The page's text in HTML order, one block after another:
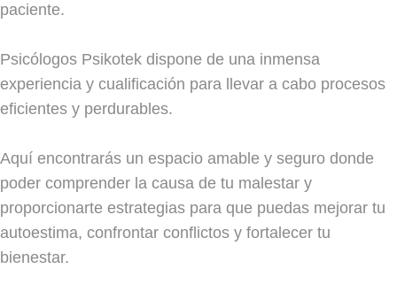
paciente.
Psicólogos Psikotek dispone de una inmensa
experiencia y cualificación para llevar a cabo procesos
eficientes y perdurables.
Aquí encontrarás un espacio amable y seguro donde
poder comprender la causa de tu malestar y
proporcionarte estrategias para que puedas mejorar tu
autoestima, confrontar conflictos y fortalecer tu
bienestar.